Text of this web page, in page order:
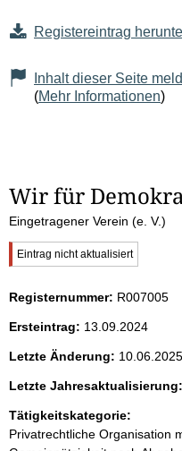
Registereintrag
Inhalt dieser Seite
(Mehr Informationen)
S
e
i
t
e
n
i
Wir für
Eingetragener Verein (e. V.)
W
i
h
i
r
i
n
w
Eintrag nicht aktualisiert
Registernummer: R007005
Ersteintrag: 13.09.2024
Letzte Änderung: 10.06.2025
Letzte Jahresaktualisierung:
Tätigkeitskategorie:
Privatrechtliche Organisation